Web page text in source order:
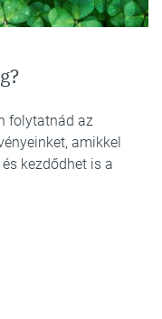
folytatnád az
amikkel
és kezdődhet is a